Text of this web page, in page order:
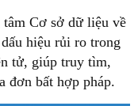
Cơ sở dữ liệu về
hiệu rủi ro trong
tử, giúp truy tìm,
đơn bất hợp pháp.